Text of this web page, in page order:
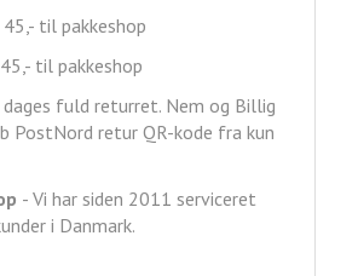
45,- til pakkeshop
45,- til pakkeshop
fuld returret. Nem og Billig
PostNord retur QR-kode fra kun
- Vi har siden 2011 serviceret
i Danmark.